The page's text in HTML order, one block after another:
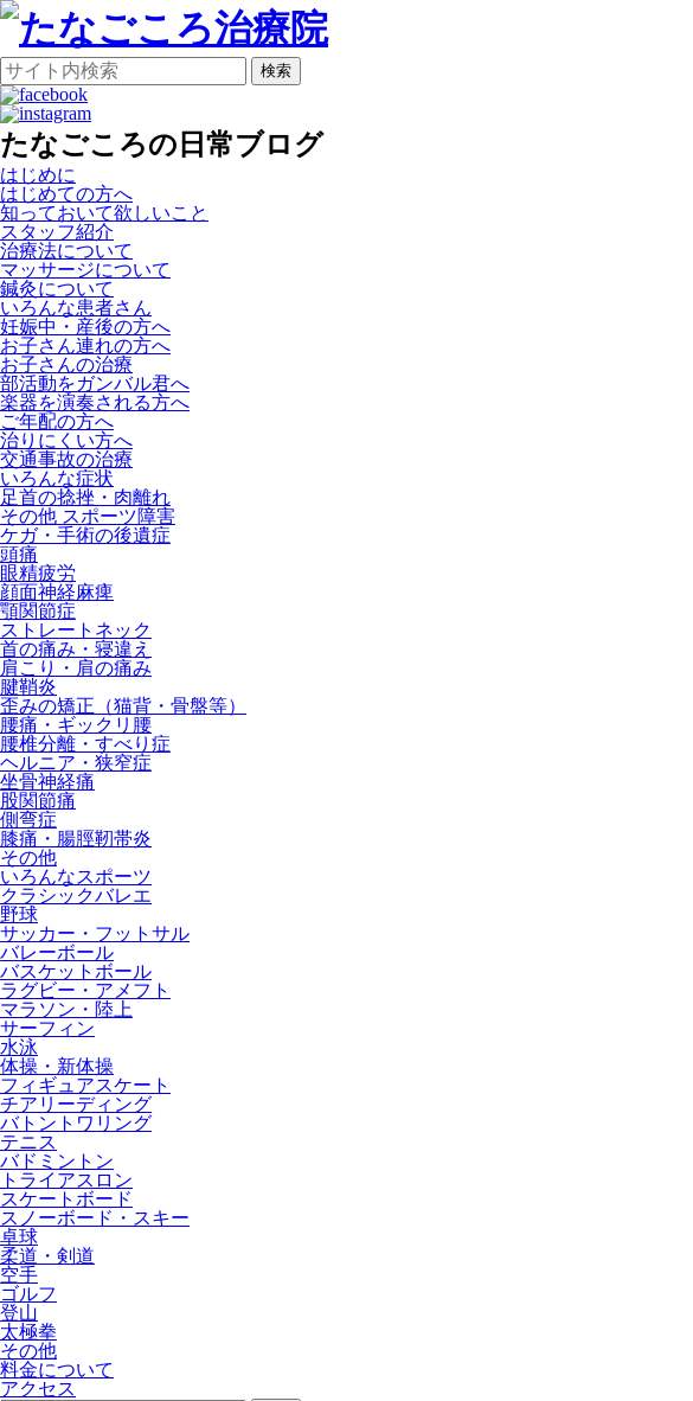
検索
たなごころの日常ブログ
はじめに
はじめての方へ
知っておいて欲しいこと
スタッフ紹介
治療法について
マッサージについて
鍼灸について
いろんな患者さん
妊娠中・産後の方へ
お子さん連れの方へ
お子さんの治療
部活動をガンバル君へ
楽器を演奏される方へ
ご年配の方へ
治りにくい方へ
交通事故の治療
いろんな症状
足首の捻挫・肉離れ
その他 スポーツ障害
ケガ・手術の後遺症
頭痛
眼精疲労
顔面神経麻痺
顎関節症
ストレートネック
首の痛み・寝違え
肩こり・肩の痛み
腱鞘炎
歪みの矯正（猫背・骨盤等）
腰痛・ギックリ腰
腰椎分離・すべり症
ヘルニア・狭窄症
坐骨神経痛
股関節痛
側弯症
膝痛・腸脛靭帯炎
その他
いろんなスポーツ
クラシックバレエ
野球
サッカー・フットサル
バレーボール
バスケットボール
ラグビー・アメフト
マラソン・陸上
サーフィン
水泳
体操・新体操
フィギュアスケート
チアリーディング
バトントワリング
テニス
バドミントン
トライアスロン
スケートボード
スノーボード・スキー
卓球
柔道・剣道
空手
ゴルフ
登山
太極拳
その他
料金について
アクセス